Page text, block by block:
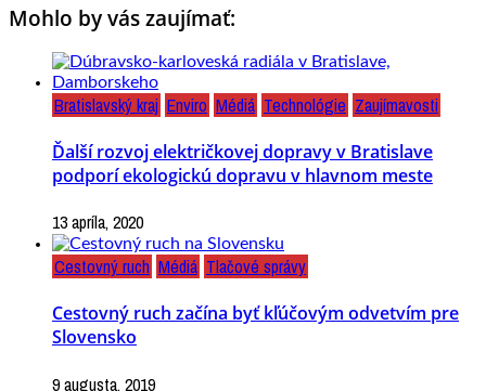
Mohlo by vás zaujímať:
Bratislavský kraj Enviro Médiá Technológie Zaujímavosti
Ďalší rozvoj električkovej dopravy v Bratislave
podporí ekologickú dopravu v hlavnom meste
13 apríla, 2020
Cestovný ruch Médiá Tlačové správy
Cestovný ruch začína byť kľúčovým odvetvím pre
Slovensko
9 augusta, 2019